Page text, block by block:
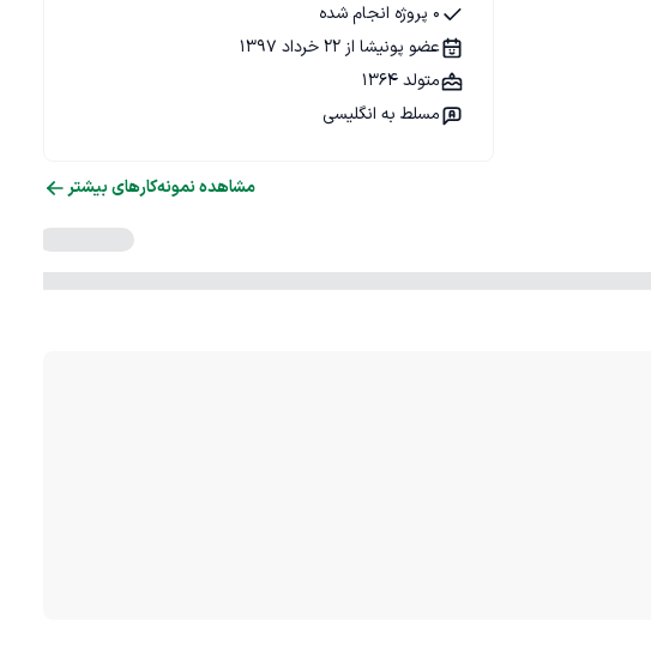
0 پروژه انجام شده
عضو پونیشا از 22 خرداد 1397
متولد 1364
مسلط به انگلیسی
مشاهده نمونه‌کارهای بیشتر